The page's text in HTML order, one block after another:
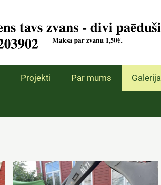
Projekti Par mums Galerija